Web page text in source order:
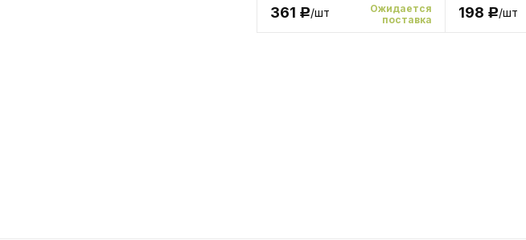
361 Р/шт
Ожидается
поставка
198 Р/шт